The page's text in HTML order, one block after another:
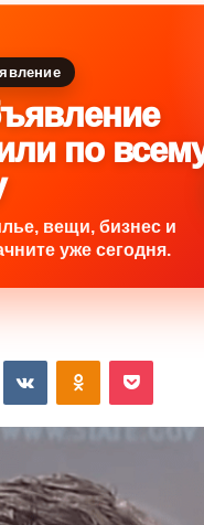
по
вещи, бизнес и
уже сегодня.